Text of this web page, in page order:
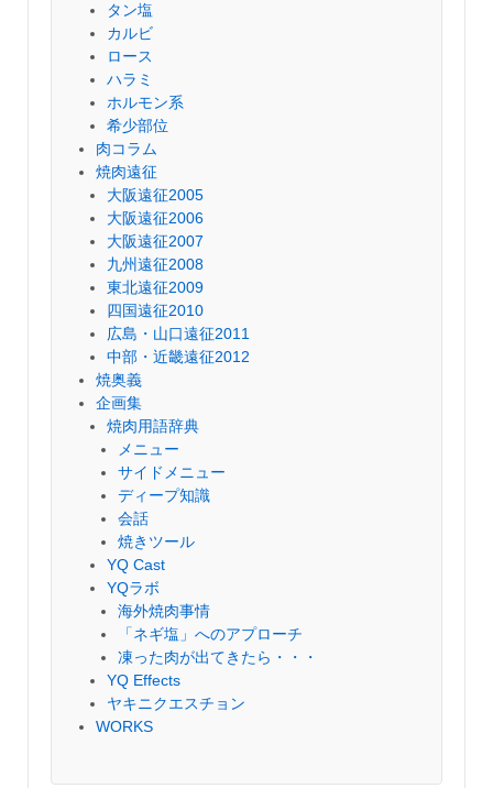
タン塩
カルビ
ロース
ハラミ
ホルモン系
希少部位
肉コラム
焼肉遠征
大阪遠征2005
大阪遠征2006
大阪遠征2007
九州遠征2008
東北遠征2009
四国遠征2010
広島・山口遠征2011
中部・近畿遠征2012
焼奥義
企画集
焼肉用語辞典
メニュー
サイドメニュー
ディープ知識
会話
焼きツール
YQ Cast
YQラボ
海外焼肉事情
「ネギ塩」へのアプローチ
凍った肉が出てきたら・・・
YQ Effects
ヤキニクエスチョン
WORKS